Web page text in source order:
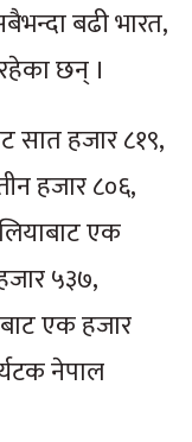
बढी भारत,
छन् ।
सात हजार ८१९,
हजार ८०६,
एक
५३७,
एक हजार
नेपाल